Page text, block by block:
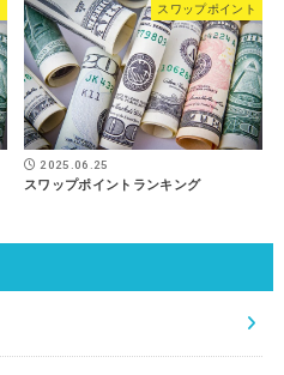
スワップポイント
2025.06.25
スワップポイントランキング